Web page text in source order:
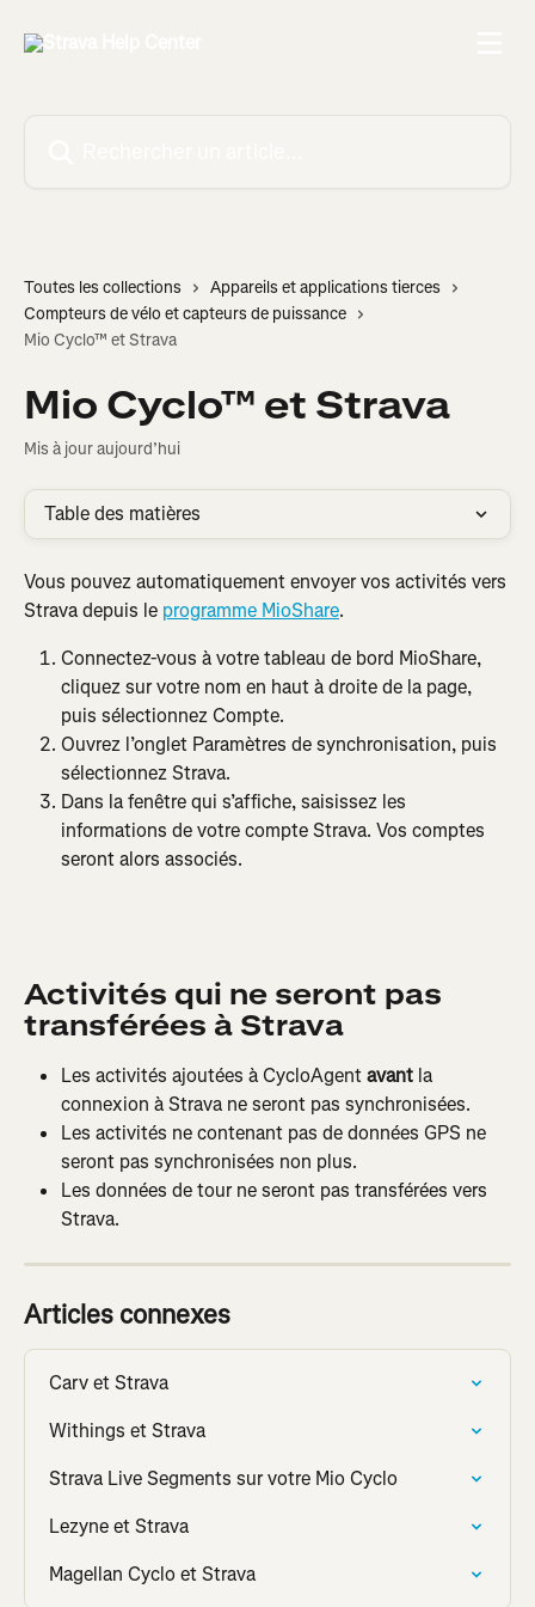
Toutes les collections
Appareils et applications tierces
Compteurs de vélo et capteurs de puissance
Mio Cyclo™ et Strava
Mio Cyclo™ et Strava
Mis à jour aujourd’hui
Table des matières
Vous pouvez automatiquement envoyer vos activités vers
Strava depuis le programme MioShare.
Connectez-vous à votre tableau de bord MioShare,
cliquez sur votre nom en haut à droite de la page,
puis sélectionnez Compte.
Ouvrez l’onglet Paramètres de synchronisation, puis
sélectionnez Strava.
Dans la fenêtre qui s’affiche, saisissez les
informations de votre compte Strava. Vos comptes
seront alors associés.
Activités qui ne seront pas
transférées à Strava
Les activités ajoutées à CycloAgent avant la
connexion à Strava ne seront pas synchronisées.
Les activités ne contenant pas de données GPS ne
seront pas synchronisées non plus.
Les données de tour ne seront pas transférées vers
Strava.
Articles connexes
Carv et Strava
Withings et Strava
Strava Live Segments sur votre Mio Cyclo
Lezyne et Strava
Magellan Cyclo et Strava